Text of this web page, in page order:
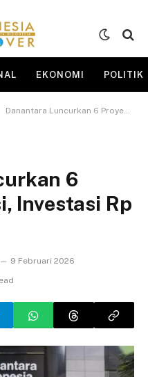
EKONOMI POLITIK
Danantara Luncurkan 6 Proyek Hilirisasi, Investasi Rp 118 Triliun
6
Investasi Rp
9 Februari 2026